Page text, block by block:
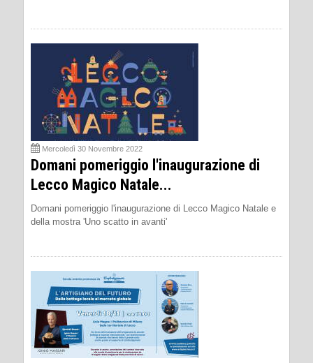
Mercoledì 30 Novembre 2022
Domani pomeriggio l'inaugurazione di
Lecco Magico Natale...
Domani pomeriggio l'inaugurazione di Lecco Magico Natale e
della mostra 'Uno scatto in avanti'